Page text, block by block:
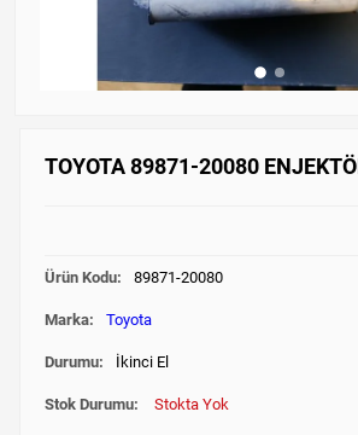
TOYOTA 89871-20080
Ürün Kodu: 89871-20080
Marka: Toyota
Durumu: İkinci El
Stok Durumu: Stokta Yok